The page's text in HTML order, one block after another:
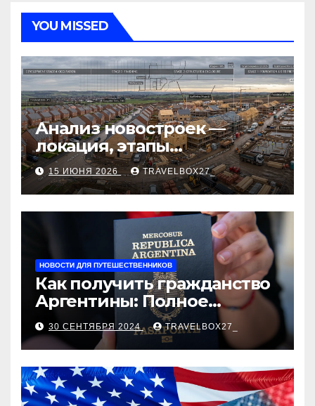
YOU MISSED
Анализ новостроек —
локация, этапы
строительства, проверка
застройщика, сценарии
оформления сделки и
рыночные ориентиры
15 ИЮНЯ 2026 TRAVELBOX27_
НОВОСТИ ДЛЯ ПУТЕШЕСТВЕННИКОВ
Как получить гражданство
Аргентины: Полное
руководство
30 СЕНТЯБРЯ 2024 TRAVELBOX27_